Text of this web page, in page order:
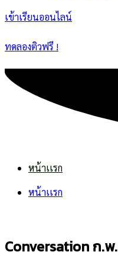
เข้าเรียนออนไลน์
ทดลองติวฟรี !
หน้าเเรก
หน้าเเรก
Conversation ก.พ.